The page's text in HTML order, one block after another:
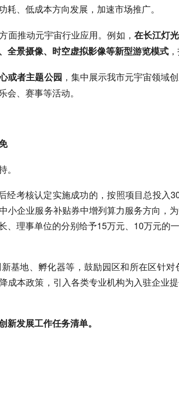
、低成本方向发展，加速市场推广。
面推动元宇宙行业应用。例如， 在长江灯
全景摄像、时空虚拟影像等新型游览模式
或者主题公园 ，集中展示我市元宇宙领域
、赛事等活动。
经考核认定实施成功的，按照项目总投
小企业服务补贴券中增列算力服务方向，
、理事单位的分别给予15万元、10万元的
基地、孵化器等，鼓励园区和所在区针
成本政策，引入各类专业机构为入驻企业
新发展工作任务清单。